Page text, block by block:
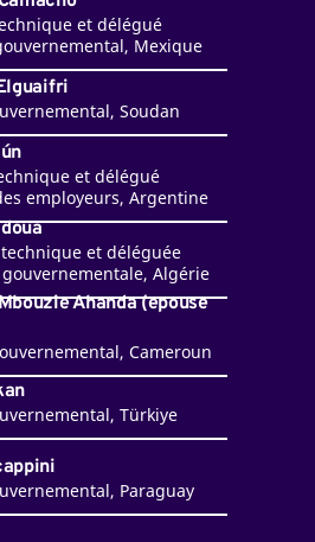
et délégué
Mexique
Soudan
et délégué
employeurs, Argentine
et déléguée
Algérie
Ahanda (epouse
Cameroun
Türkiye
Paraguay